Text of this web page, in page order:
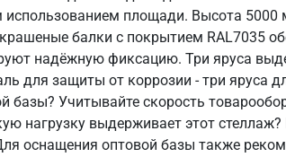
площади. Высота
балки с покрытием RAL7035
надёжную фиксацию. Три яруса
для защиты от коррозии - три яруса
Учитывайте скорость
нагрузку выдерживает этот
оснащения оптовой базы также